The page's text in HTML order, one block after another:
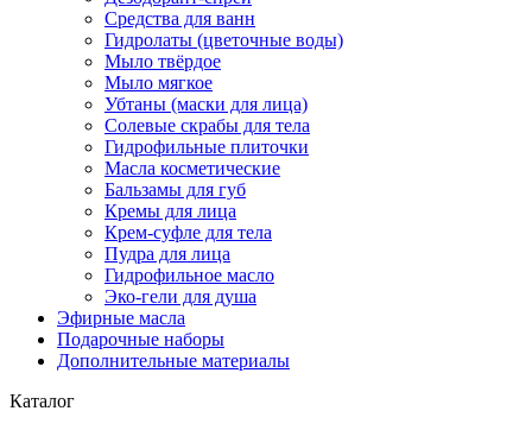
Средства для ванн
Гидролаты (цветочные воды)
Мыло твёрдое
Мыло мягкое
Убтаны (маски для лица)
Солевые скрабы для тела
Гидрофильные плиточки
Масла косметические
Бальзамы для губ
Кремы для лица
Крем-суфле для тела
Пудра для лица
Гидрофильное масло
Эко-гели для душа
Эфирные масла
Подарочные наборы
Дополнительные материалы
Каталог